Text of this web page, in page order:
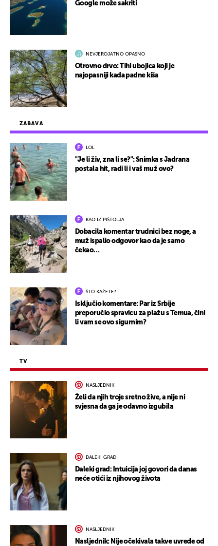
ZABAVA
LOL
"Je li živ, zna li se?": Snimka s Jadrana
postala hit, radi li i vaš muž ovo?
KAO IZ PIŠTOLJA
Dobacila komentar trudnici bez noge, a
muž ispalio odgovor kao da je samo
čekao…
ŠTO KAŽETE?
Isključio komentare: Par iz Srbije
preporučio spravicu za plažu s Temua, čini
li vam se ovo sigurnim?
TV
NASLJEDNIK
Želi da njih troje sretno žive, a nije ni
svjesna da ga je odavno izgubila
DALEKI GRAD
Daleki grad: Intuicija joj govori da danas
neće otići iz njihovog života
NASLJEDNIK
Nasljednik: Nije očekivala takve uvrede od
Google može sakriti
NEVJEROJATNO OPASNO
Otrovno drvo: Tihi ubojica koji je
najopasniji kada padne kiša